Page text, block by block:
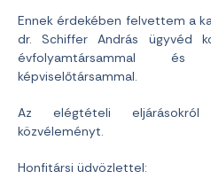
Ennek érdekében felvettem a
dr. Schiffer András ügyvéd
évfolyamtársammal és
képviselőtársammal.
Az elégtételi
közvéleményt.
Honfitársi üdvözlettel: